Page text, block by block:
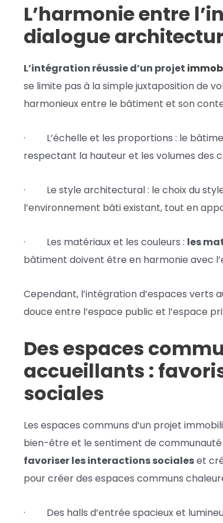
L’harmonie entre
dialogue
L’intégration réussie d’un projet
se limite pas à la simple juxtaposition de
harmonieux entre le bâtiment et son
· L’échelle et les proportions : le
respectant la hauteur et les volumes des
· Le style architectural : le choix du
l’environnement bâti existant, tout en
· Les matériaux et les couleurs : les
bâtiment doivent être en harmonie avec
Cependant, l’intégration d’espaces
douce entre l’espace public et l’espace
Des espaces
accueillants :
sociales
Les espaces communs d’un projet
bien-être et le sentiment de communauté
favoriser les interactions socialeset
pour créer des espaces communs
· Des halls d’entrée spacieux et